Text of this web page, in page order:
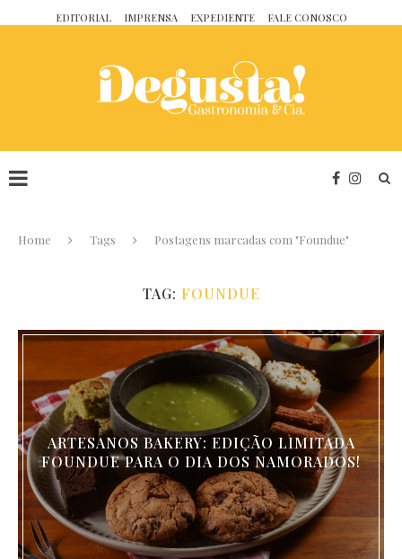
EDITORIAL IMPRENSA EXPEDIENTE FALE CONOSCO
Home Tags Postagens marcadas com "Foundue"
TAG: FOUNDUE
ARTESANOS BAKERY: EDIÇÃO LIMITADA
FOUNDUE PARA O DIA DOS NAMORADOS!